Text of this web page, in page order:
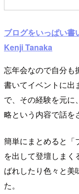
ブログをいっぱい書
Kenji Tanaka
忘年会なので自分も
書いてイベントに出
で、その経験を元に
略という内容で話を
簡単にまとめると「
を出して登壇しま
ばれしたり色々と美
た。